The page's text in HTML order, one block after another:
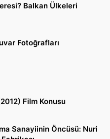
Balkan Ülkeleri
Fotoğrafları
Film Konusu
Sanayiinin Öncüsü: Nuri